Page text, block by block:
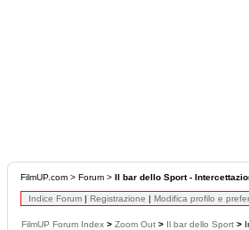
FilmUP.com > Forum > Il bar dello Sport -
Indice Forum | Registrazione | Modifica profilo e
FilmUP Forum Index > Zoom Out > Il bar dello Sport >